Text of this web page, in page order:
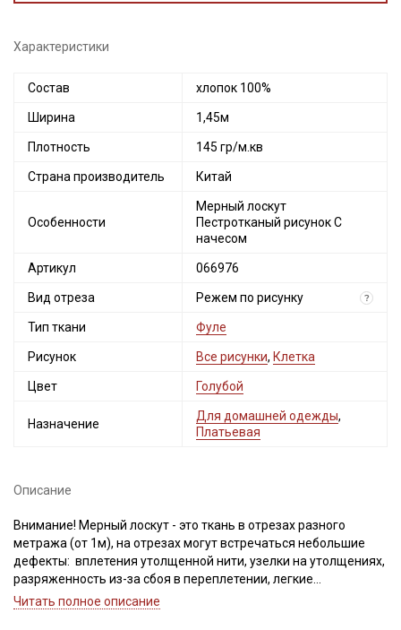
Характеристики
Состав хлопок 100%
Ширина 1,45м
Плотность 145 гр/м.кв
Страна производитель Китай
Особенности
Мерный лоскут
Пестротканый рисунок С
начесом
Артикул 066976
Вид отреза Режем по рисунку ?
Тип ткани Фуле
Рисунок Все рисунки, Клетка
Цвет Голубой
Назначение
Для домашней одежды,
Платьевая
Описание
Внимание! Мерный лоскут - это ткань в отрезах разного
метража (от 1м), на отрезах могут встречаться небольшие
дефекты: вплетения утолщенной нити, узелки на утолщениях,
разряженность из-за сбоя в переплетении, легкие
загрязнения вдоль кромки и на расстоянии до 5см от кромки,
Читать полное описание